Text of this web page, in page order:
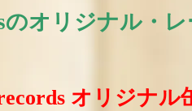
オリジナル・
オリジナル